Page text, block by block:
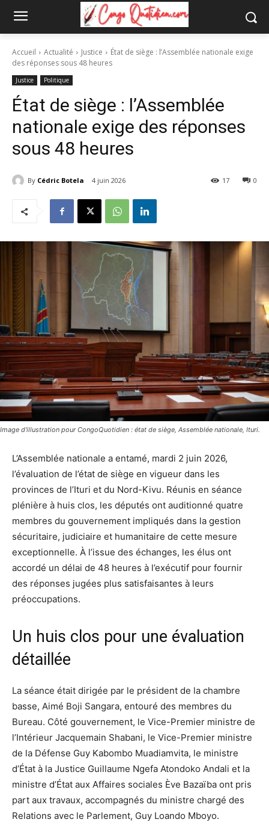
Accueil Actualité Justice
État de siège : l’Assemblée nationale exige
des réponses sous 48 heures
Justice Politique
État de siège : l’Assemblée
nationale exige des réponses
sous 48 heures
By Cédric Botela 4 juin 2026 0
17
Image d'illustration pour CongoQuotidien : état de siège, Assemblée nationale, Ituri.
L’Assemblée nationale a entamé, mardi 2 juin 2026,
l’évaluation de l’état de siège en vigueur dans les
provinces de l’Ituri et du Nord-Kivu. Réunis en séance
plénière à huis clos, les députés ont auditionné quatre
membres du gouvernement impliqués dans la gestion
sécuritaire, judiciaire et humanitaire de cette mesure
exceptionnelle. À l’issue des échanges, les élus ont
accordé un délai de 48 heures à l’exécutif pour fournir
des réponses jugées plus satisfaisantes à leurs
préoccupations.
Un huis clos pour une évaluation
détaillée
La séance était dirigée par le président de la chambre
basse, Aimé Boji Sangara, entouré des membres du
Bureau. Côté gouvernement, le Vice-Premier ministre de
l’Intérieur Jacquemain Shabani, le Vice-Premier ministre
de la Défense Guy Kabombo Muadiamvita, le ministre
d’État à la Justice Guillaume Ngefa Atondoko Andali et la
ministre d’État aux Affaires sociales Ève Bazaïba ont pris
part aux travaux, accompagnés du ministre chargé des
Relations avec le Parlement, Guy Loando Mboyo.